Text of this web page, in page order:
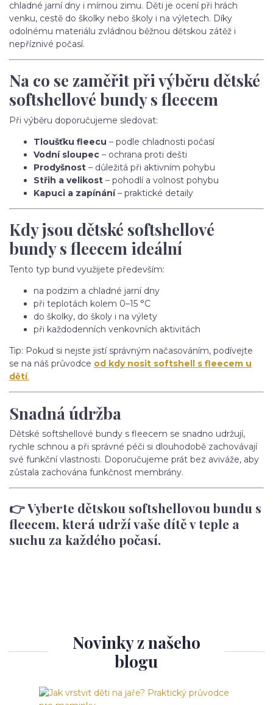
chladné jarní dny i mírnou zimu. Děti je ocení při hrách
venku, cestě do školky nebo školy i na výletech. Díky
odolnému materiálu zvládnou běžnou dětskou zátěž i
nepříznivé počasí.
Na co se zaměřit při výběru dětské
softshellové bundy s fleecem
Při výběru doporučujeme sledovat:
Tloušťku fleecu – podle chladnosti počasí
Vodní sloupec – ochrana proti dešti
Prodyšnost – důležitá při aktivním pohybu
Střih a velikost – pohodlí a volnost pohybu
Kapuci a zapínání– praktické detaily
Kdy jsou dětské softshellové
bundy s fleecem ideální
Tento typ bund využijete především:
na podzim a chladné jarní dny
při teplotách kolem 0–15 °C
do školky, do školy i na výlety
při každodenních venkovních aktivitách
Tip: Pokud si nejste jistí správným načasováním, podívejte
se na náš průvodce od kdy nosit softshell s fleecem u
dětí.
Snadná údržba
Dětské softshellové bundy s fleecem se snadno udržují,
rychle schnou a při správné péči si dlouhodobě zachovávají
své funkční vlastnosti. Doporučujeme prát bez aviváže, aby
zůstala zachována funkčnost membrány.
👉 Vyberte dětskou softshellovou bundu s
fleecem, která udrží vaše dítě v teple a
suchu za každého počasí.
Novinky z našeho
blogu